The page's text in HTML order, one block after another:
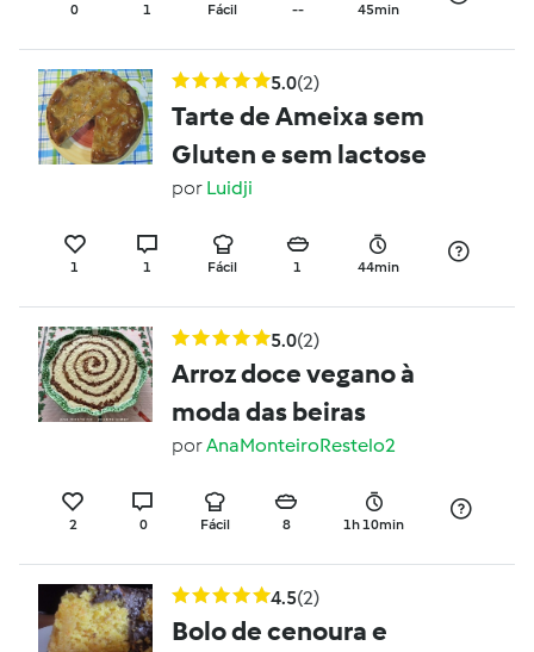
0 1 Fácil -- 45min
5.0(2)
Tarte de Ameixa sem
Gluten e sem lactose
por Luidji
1 1 Fácil 1 44min
5.0(2)
Arroz doce vegano à
moda das beiras
porAnaMonteiroRestelo2
2 0 Fácil 8 1h 10min
4.5(2)
Bolo de cenoura e